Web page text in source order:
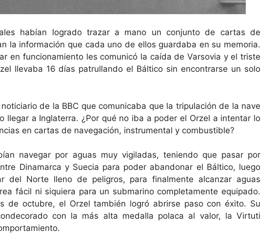
habían logrado trazar a mano un conjunto de cartas de
la información que cada uno de ellos guardaba en su memoria.
en funcionamiento les comunicó la caída de Varsovia y el triste
llevaba 16 días patrullando el Báltico sin encontrarse un solo
de la BBC que comunicaba que la tripulación de la nave
llegar a Inglaterra. ¿Por qué no iba a poder el Orzel a intentar lo
en cartas de navegación, instrumental y combustible?
navegar por aguas muy vigiladas, teniendo que pasar por
Dinamarca y Suecia para poder abandonar el Báltico, luego
del Norte lleno de peligros, para finalmente alcanzar aguas
fácil ni siquiera para un submarino completamente equipado.
de octubre, el Orzel también logró abrirse paso con éxito. Su
con la más alta medalla polaca al valor, la Virtuti